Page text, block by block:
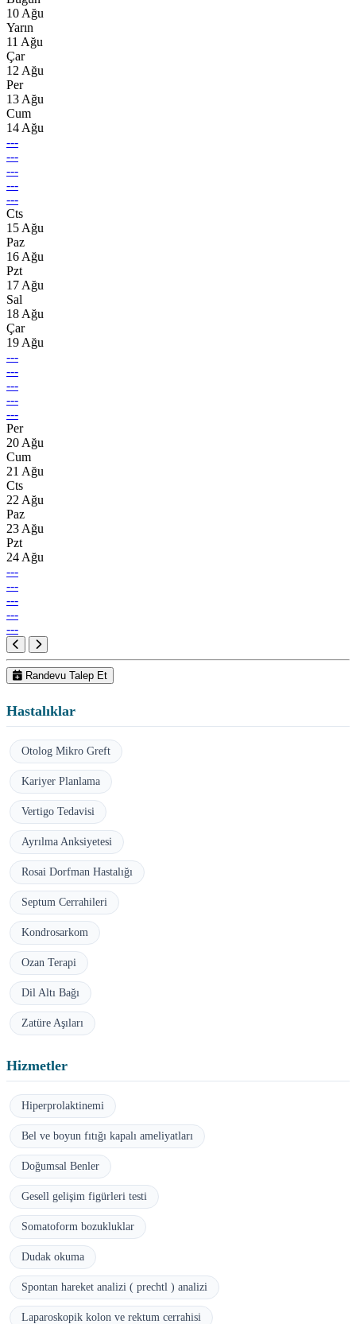
10 Ağu
Yarın
11 Ağu
Çar
12 Ağu
Per
13 Ağu
Cum
14 Ağu
---
---
---
---
---
Cts
15 Ağu
Paz
16 Ağu
Pzt
17 Ağu
Sal
18 Ağu
Çar
19 Ağu
---
---
---
---
---
Per
20 Ağu
Cum
21 Ağu
Cts
22 Ağu
Paz
23 Ağu
Pzt
24 Ağu
---
---
---
---
---
Randevu Talep Et
Hastalıklar
Otolog Mikro Greft
Kariyer Planlama
Vertigo Tedavisi
Ayrılma Anksiyetesi
Rosai Dorfman Hastalığı
Septum Cerrahileri
Kondrosarkom
Ozan Terapi
Dil Altı Bağı
Zatüre Aşıları
Hizmetler
Hiperprolaktinemi
Bel ve boyun fıtığı kapalı ameliyatları
Doğumsal Benler
Gesell gelişim figürleri testi
Somatoform bozukluklar
Dudak okuma
Spontan hareket analizi ( prechtl ) analizi
Laparoskopik kolon ve rektum cerrahisi